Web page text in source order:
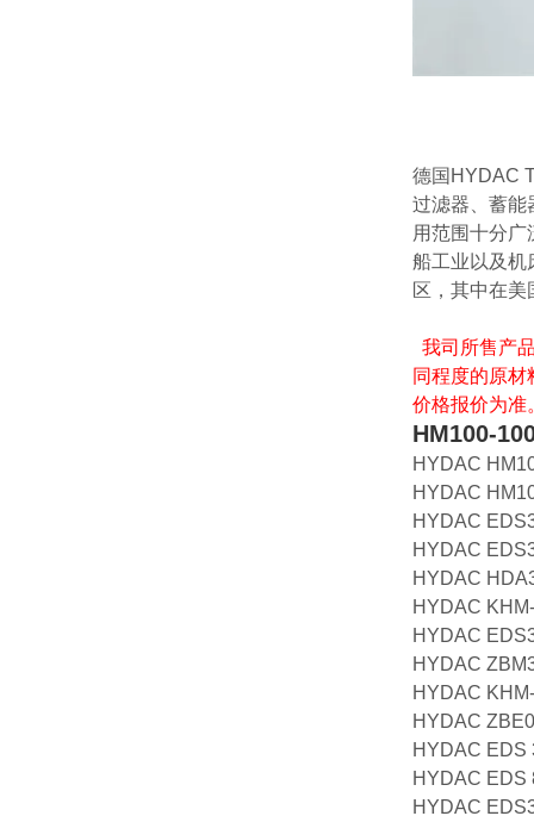
德国HYDAC
过滤器、蓄能
用范围十分
船工业以及机
区，其中在
我司所售产
同程度的原
价格报价为准
HM100-
HYDAC
HYDAC
HYDAC
HYDAC
HYDAC
HYDAC
HYDAC
HYDAC
HYDAC
HYDAC
HYDAC EDS
HYDAC EDS
HYDAC